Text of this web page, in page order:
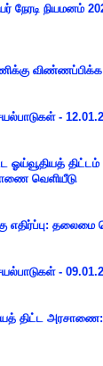
நேரடி நியமனம்
-
ஓய்வூதியத்
வெளியீடு
எதிர்ப்பு:
-
திட்ட